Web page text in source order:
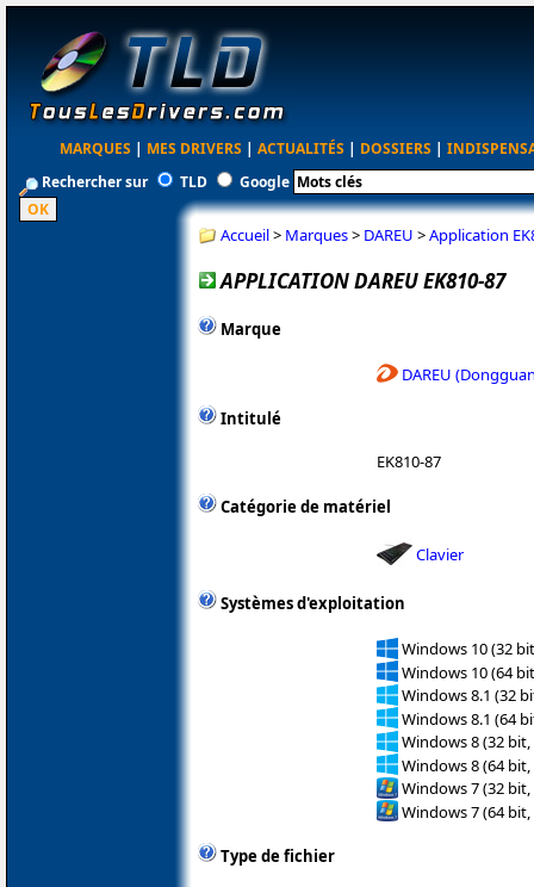
MARQUES | MES DRIVERS | ACTUALITÉS | DOSSIERS |
Rechercher sur
TLD Google
Accueil> Marques> DAREU >Application
APPLICATION DAREU EK810-87
Marque
DAREU
Intitulé
EK810-87
Catégorie de matériel
Clavier
Systèmes d'exploitation
Windows 10 (32
Windows 10 (64
Windows 8.1 (32
Windows 8.1 (64
Windows 8 (32 bit,
Windows 8 (64 bit,
Windows 7 (32 bit,
Windows 7 (64 bit,
Type de fichier